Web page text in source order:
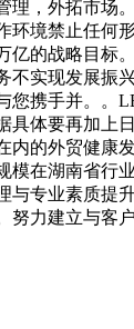
外拓市场。
环境禁止任何
亿的战略目标
不实现发展振
您携手并。。
具体要再加上
内的外贸健康
模在湖南省行
与专业素质提
努力建立与客